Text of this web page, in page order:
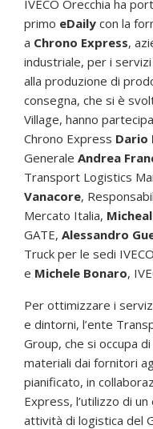
IVECO Orecchia ha
primo eDaily con la
a Chrono Express,
industriale, per i
alla produzione di
consegna, che si è
Village, hanno
Chrono Express Dario
Generale Andrea
Transport Logistics
Vanacore,
Mercato Italia,
GATE, Alessandro
Truck per le sedi
e Michele Bonaro,
Per ottimizzare i
e dintorni, l’ente
Group, che si occupa
materiali dai fornitori
pianificato, in
Express, l’utilizzo di
attività di logistica del